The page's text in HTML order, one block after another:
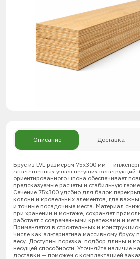
Описание Доставка
Брус из LVL размером 75х300 мм —
ответственных узлов несущих конструкций.
ориентированного шпона обеспечивает
предсказуемые расчеты и стабильную
Сечение 75х300 удобно для балок
колонн и кровельных элементов, где
и точные посадочные места. Материал
при хранении и монтаже, сохраняет
работает с современными крепежами и
Применяется в строительных и
числе как альтернатива массивному брусу
весу. Доступны порезка, подбор длины и
несущей способности. Уточняйте наличие
доставки — поможем с комплектацией